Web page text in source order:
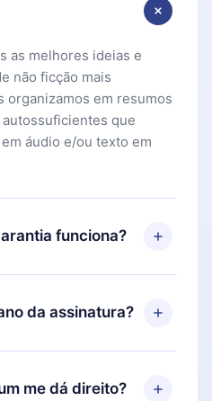
as melhores ideias e
não ficção mais
organizamos em resumos
que
áudio e/ou texto em
funciona?
e começar a
Se por algum motivo
plataforma, basta
valor. Você receberá
da assinatura?
aplicará a partir do
Por exemplo, se
me dá direito?